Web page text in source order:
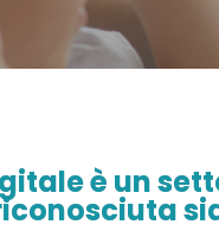
è un